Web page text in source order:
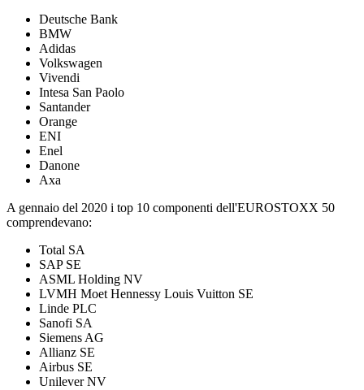
Deutsche Bank
BMW
Adidas
Volkswagen
Vivendi
Intesa San Paolo
Santander
Orange
ENI
Enel
Danone
Axa
A gennaio del 2020 i top 10 componenti dell'EUROSTOXX 50
comprendevano:
Total SA
SAP SE
ASML Holding NV
LVMH Moet Hennessy Louis Vuitton SE
Linde PLC
Sanofi SA
Siemens AG
Allianz SE
Airbus SE
Unilever NV